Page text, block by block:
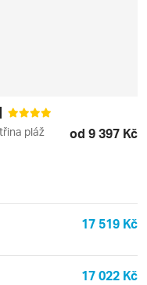
pláž od 9 397 Kč
17 519 Kč
17 022 Kč